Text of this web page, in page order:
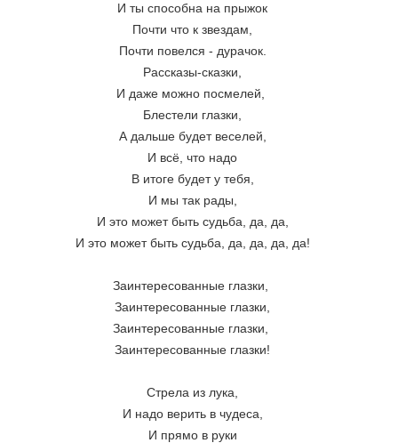
И ты способна на прыжок
Почти что к звездам,
Почти повелся - дурачок.
Рассказы-сказки,
И даже можно посмелей,
Блестели глазки,
А дальше будет веселей,
И всё, что надо
В итоге будет у тебя,
И мы так рады,
И это может быть судьба, да, да,
И это может быть судьба, да, да, да, да!
Заинтересованные глазки,
Заинтересованные глазки,
Заинтересованные глазки,
Заинтересованные глазки!
Стрела из лука,
И надо верить в чудеса,
И прямо в руки